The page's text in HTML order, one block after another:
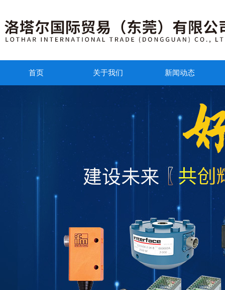
首页 关于我们 新闻动态